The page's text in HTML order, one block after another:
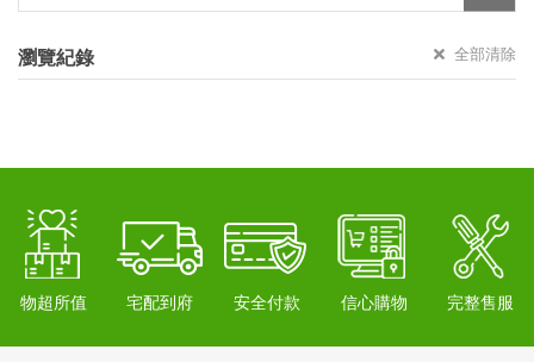
瀏覽紀錄 全部清除
物超所值 宅配到府 安全付款 信心購物 完整售服